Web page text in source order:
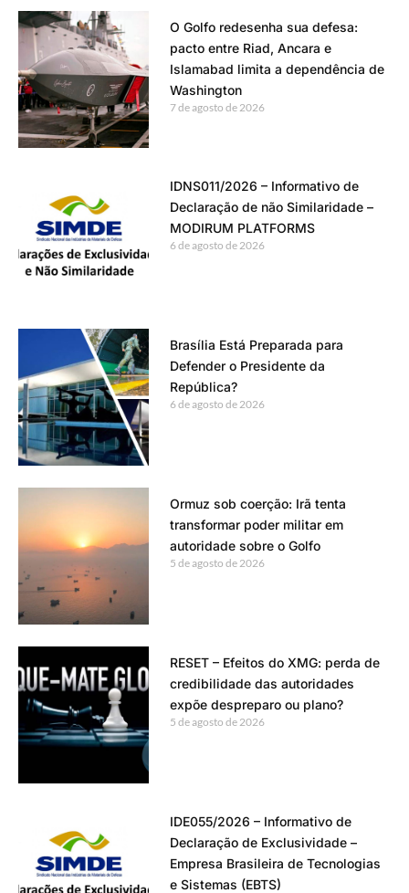
O Golfo redesenha sua defesa:
pacto entre Riad, Ancara e
Islamabad limita a dependência de
Washington
7 de agosto de 2026
IDNS011/2026 – Informativo de
Declaração de não Similaridade –
MODIRUM PLATFORMS
6 de agosto de 2026
Brasília Está Preparada para
Defender o Presidente da
República?
6 de agosto de 2026
Ormuz sob coerção: Irã tenta
transformar poder militar em
autoridade sobre o Golfo
5 de agosto de 2026
RESET – Efeitos do XMG: perda de
credibilidade das autoridades
expõe despreparo ou plano?
5 de agosto de 2026
IDE055/2026 – Informativo de
Declaração de Exclusividade –
Empresa Brasileira de Tecnologias
e Sistemas (EBTS)